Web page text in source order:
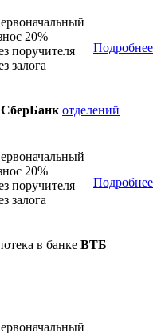
20%
поручителя
залога
Подробнее
СберБанк отделений
20%
поручителя
залога
Подробнее
в банке ВТБ